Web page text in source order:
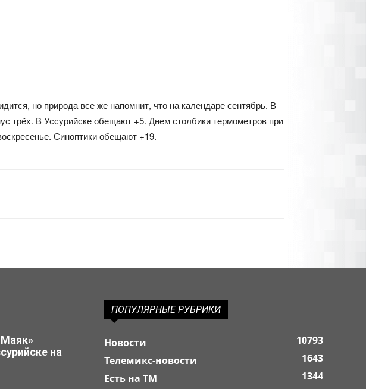
но природа все же напомнит, что на календаре сентябрь. В
трёх. В Уссурийске обещают +5. Днем столбики термометров при
Синоптики обещают +19.
на
ПОПУЛЯРНЫЕ РУБРИКИ
Новости
10793
Телемикс-новости
1643
Есть на ТМ
1344